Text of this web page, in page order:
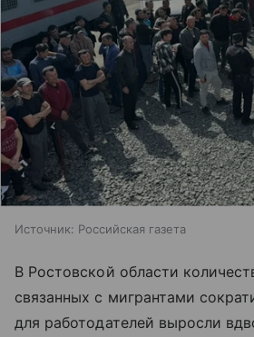
Источник: Российская газета
В Ростовской области
связанных с мигрантами
для работодателей выросли